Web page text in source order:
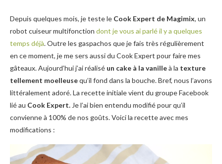
Depuis quelques mois, je teste le Cook Expert de Magimix, un
robot cuiseur multifonction dont je vous ai parlé il y a quelques
temps déjà. Outre les gaspachos que je fais très régulièrement
en ce moment, je me sers aussi du Cook Expert pour faire mes
gâteaux. Aujourd’hui j’ai réalisé un cake à la vanilleà la texture
tellement moelleusequ’il fond dans la bouche. Bref, nous l’avons
littéralement adoré. La recette initiale vient du groupe Facebook
lié au Cook Expert. Je l’ai bien entendu modifié pour qu’il
convienne à 100% de nos goûts. Voici la recette avec mes
modifications :